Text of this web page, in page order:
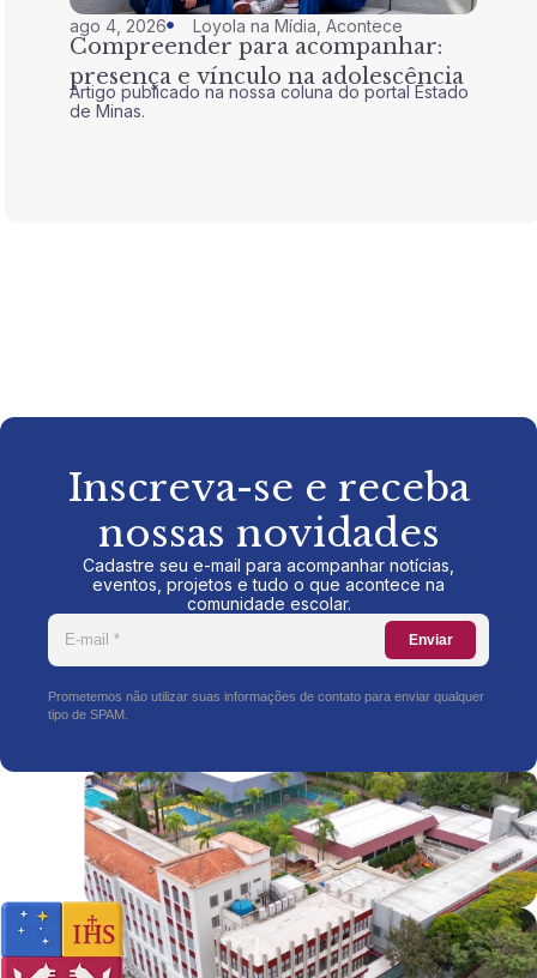
ago 4, 2026 Loyola na Mídia ,Acontece
Compreender para acompanhar:
presença e vínculo na adolescência
Artigo publicado na nossa coluna do portal Estado
de Minas.
Inscreva-se e receba
nossas novidades
Cadastre seu e-mail para acompanhar notícias,
eventos, projetos e tudo o que acontece na
comunidade escolar.
Enviar
Prometemos não utilizar suas informações de contato para enviar qualquer
tipo de SPAM.